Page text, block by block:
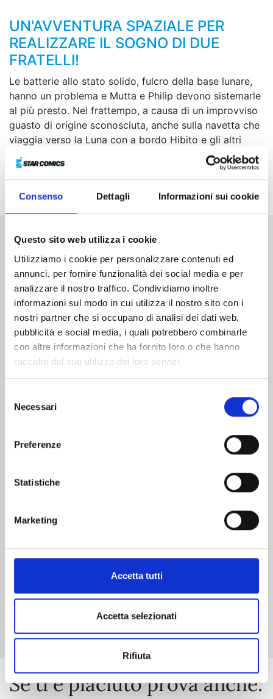
Consenso Dettagli Informazioni sui cookie
Questo sito web utilizza i cookie
Utilizziamo i cookie per personalizzare contenuti ed
annunci, per fornire funzionalità dei social media e per
analizzare il nostro traffico. Condividiamo inoltre
informazioni sul modo in cui utilizza il nostro sito con i
nostri partner che si occupano di analisi dei dati web,
pubblicità e social media, i quali potrebbero combinarle
con altre informazioni che ha fornito loro o che hanno
raccolto dal suo utilizzo dei loro servizi.
delNecessari
Preferenze
Statistiche
Marketing
Accetta tutti
Accetta selezionati
Rifiuta
UN'AVVENTURA SPAZIALE PER
REALIZZARE IL SOGNO DI DUE
FRATELLI!
Le batterie allo stato solido, fulcro della base lunare,
hanno un problema e Mutta e Philip devono sistemarle
al più presto. Nel frattempo, a causa di un improvviso
guasto di origine sconosciuta, anche sulla navetta che
viaggia verso la Luna con a bordo Hibito e gli altri
membri dei Maxim 4 scatta lo stato d’emergenza.
Riusciranno i due fratelli a incontrarsi sulla Luna sani e
salvi?!
Altri volumi della serie
Se ti è piaciuto prova anche: